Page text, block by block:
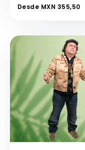
Desde MXN 355,50